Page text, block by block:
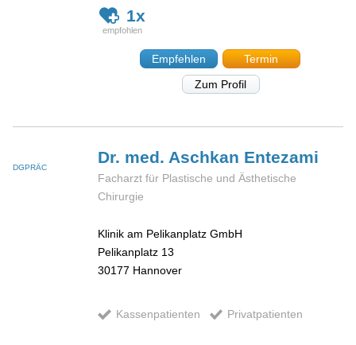
1x
Empfehlen
Termin
Zum Profil
DGPRÄC
Dr. med. Aschkan Entezami
Facharzt für Plastische und Ästhetische
Chirurgie
Klinik am Pelikanplatz GmbH
Pelikanplatz 13
30177 Hannover
Kassenpatienten Privatpatienten